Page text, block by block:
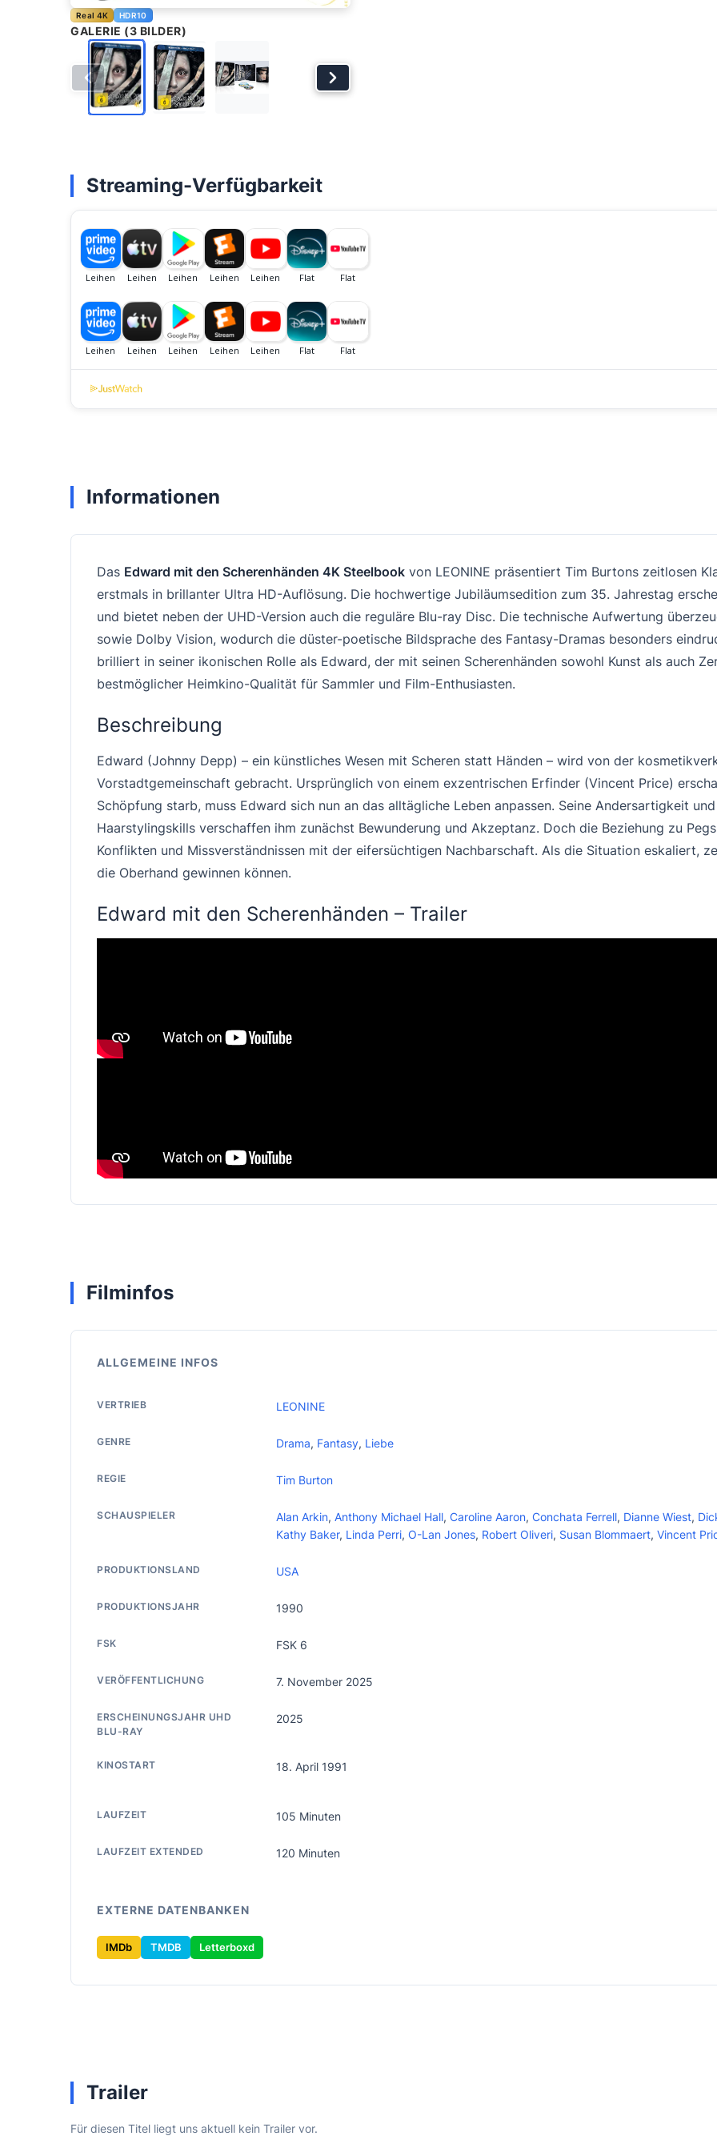
Real 4K HDR10
GALERIE (3 BILDER)
Streaming-Verfügbarkeit
Informationen
Das Edward mit den Scherenhänden 4K Steelbook von LEONINE präsentiert Tim Burtons zeitlosen
erstmals in brillanter Ultra HD-Auflösung. Die hochwertige Jubiläumsedition zum 35. Jahrestag
und bietet neben der UHD-Version auch die reguläre Blu-ray Disc. Die technische Aufwertung
sowie Dolby Vision, wodurch die düster-poetische Bildsprache des Fantasy-Dramas besonders
brilliert in seiner ikonischen Rolle als Edward, der mit seinen Scherenhänden sowohl Kunst als auch
bestmöglicher Heimkino-Qualität für Sammler und Film-Enthusiasten.
Beschreibung
Edward (Johnny Depp) – ein künstliches Wesen mit Scheren statt Händen – wird von der
Vorstadtgemeinschaft gebracht. Ursprünglich von einem exzentrischen Erfinder (Vincent Price)
Schöpfung starb, muss Edward sich nun an das alltägliche Leben anpassen. Seine Andersartigkeit
Haarstylingskills verschaffen ihm zunächst Bewunderung und Akzeptanz. Doch die Beziehung zu
Konflikten und Missverständnissen mit der eifersüchtigen Nachbarschaft. Als die Situation eskaliert,
die Oberhand gewinnen können.
Edward mit den Scherenhänden – Trailer
Filminfos
ALLGEMEINE INFOS
VERTRIEB LEONINE
GENRE Drama, Fantasy, Liebe
REGIE Tim Burton
SCHAUSPIELER Alan Arkin, Anthony Michael Hall, Caroline Aaron, Conchata Ferrell, Dianne Wiest,
Kathy Baker, Linda Perri, O-Lan Jones, Robert Oliveri, Susan Blommaert, Vincent
PRODUKTIONSLAND USA
PRODUKTIONSJAHR 1990
FSK FSK 6
VERÖFFENTLICHUNG 7. November 2025
ERSCHEINUNGSJAHR UHD
BLU-RAY
2025
KINOSTART 18. April 1991
LAUFZEIT 105 Minuten
LAUFZEIT EXTENDED 120 Minuten
EXTERNE DATENBANKEN
IMDb TMDB Letterboxd
Trailer
Für diesen Titel liegt uns aktuell kein Trailer vor.